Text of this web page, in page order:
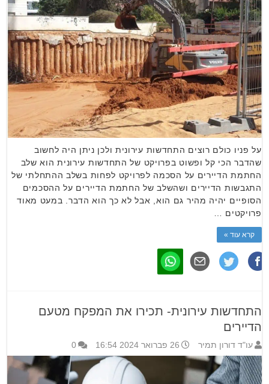
על פניו כולם רוצים התחדשות עירונית ולכן ניתן היה לחשוב
שהדבר הכי קל ופשוט בפרויקט של התחדשות עירונית הוא שלב
החתמת הדיירים על הסכמה לפרויקט לפחות בשלב ההתחלתי של
התגבשות הדיירים ושהשלב של החתמת הדיירים על ההסכמים
הסופיים יהיה מהיר גם הוא, אבל לא כך הוא הדבר. במעט מאוד
פרויקטים …
קרא עוד »
התחדשות עירונית- תכירו את המפקח מטעם
הדיירים
עו"ד דורון תמיר 26 פברואר 2024 16:54 0